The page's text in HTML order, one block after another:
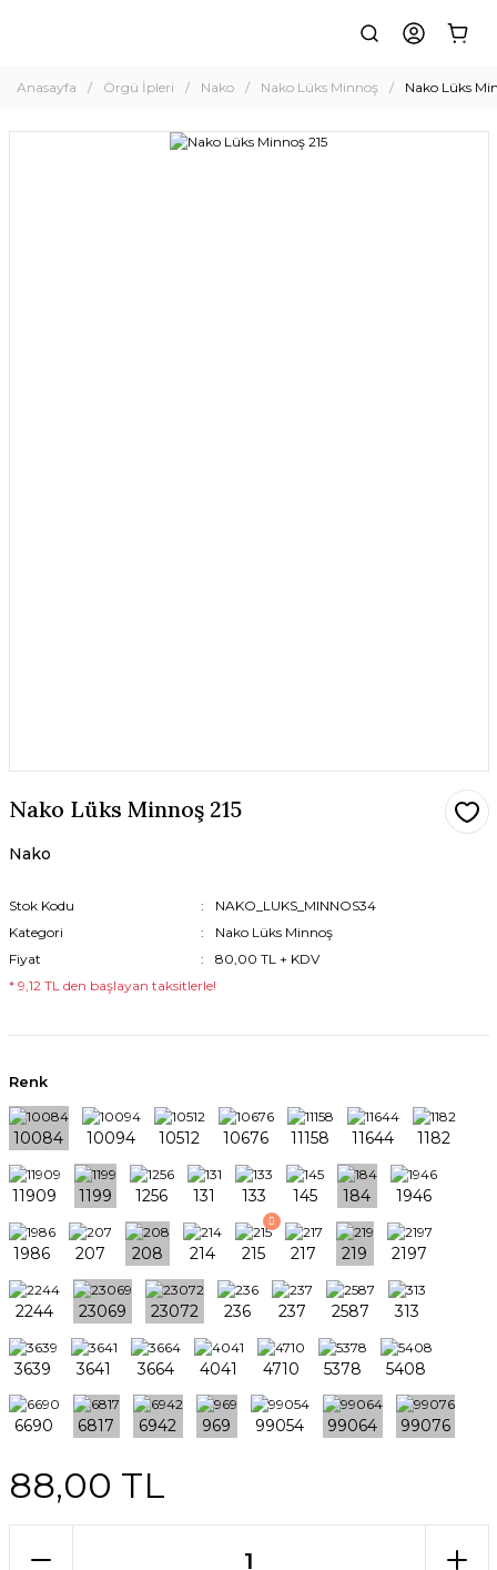
Anasayfa Örgü İpleri Nako Nako Lüks Minnoş Nako Lüks
Nako Lüks Minnoş 215
Nako
Stok Kodu
NAKO_LUKS_MINNOS34
Kategori
Nako Lüks Minnoş
Fiyat
80,00 TL + KDV
* 9,12 TL den başlayan taksitlerle!
Renk
88,00 TL